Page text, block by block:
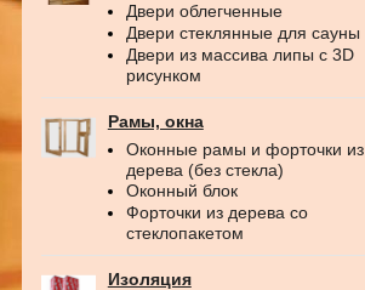
Двери облегченные
Двери стеклянные для сауны
Двери из массива липы с 3D
рисунком
Рамы, окна
Оконные рамы и форточки из
дерева (без стекла)
Оконный блок
Форточки из дерева со
стеклопакетом
Изоляция